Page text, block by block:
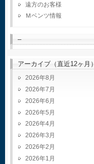
遠方のお客様
Ｍベンツ情報
–
アーカイブ（直近12ヶ月）
2026年8月
2026年7月
2026年6月
2026年5月
2026年4月
2026年3月
2026年2月
2026年1月